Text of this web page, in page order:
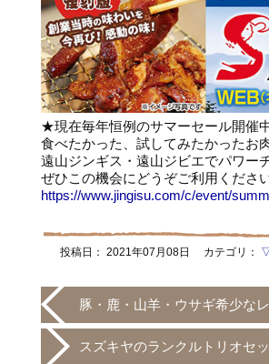
★現在毎年恒例のサマーセール開催
食べたかった、試してみたかったお
遠山ジンギス・遠山ジビエでパワー
ぜひこの機会にどうぞご利用ください
https://www.jingisu.com/c/event/
投稿日： 2021年07月08日 カテゴリ：
豚・鹿・山羊・ウサギ希少な
スズキヤのランクルトリオセ